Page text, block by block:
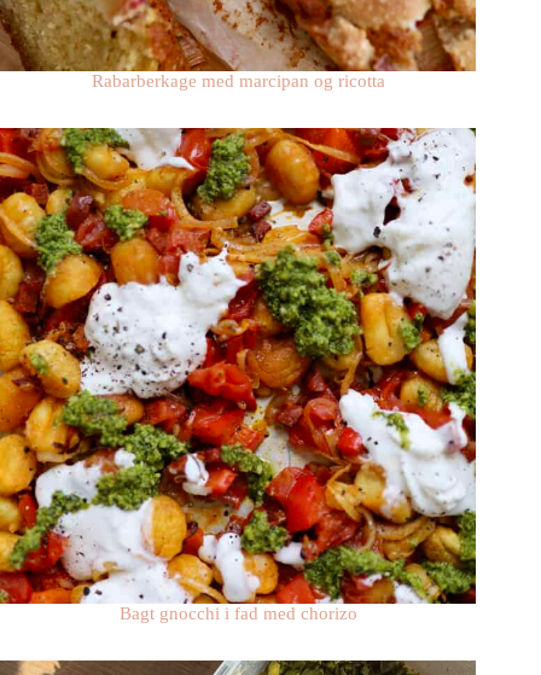
Rabarberkage med marcipan og ricotta
Bagt gnocchi i fad med chorizo